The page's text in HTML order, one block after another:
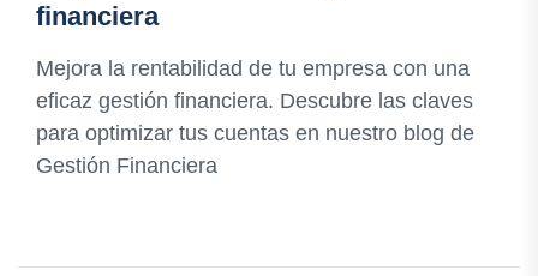
financiera
Mejora la rentabilidad de tu empresa con una
eficaz gestión financiera. Descubre las claves
para optimizar tus cuentas en nuestro blog de
Gestión Financiera